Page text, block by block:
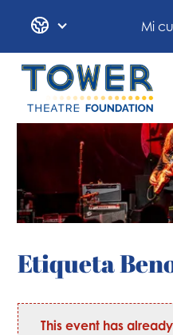
Mi
Etiqueta
This event has